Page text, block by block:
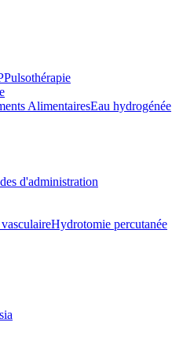
Pulsothérapie
AlimentairesEau hydrogénée
d'administration
Hydrotomie percutanée